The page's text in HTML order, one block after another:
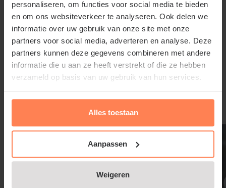
personaliseren, om functies voor social media te bieden
en om ons websiteverkeer te analyseren. Ook delen we
informatie over uw gebruik van onze site met onze
partners voor social media, adverteren en analyse. Deze
partners kunnen deze gegevens combineren met andere
informatie die u aan ze heeft verstrekt of die ze hebben
verzameld op basis van uw gebruik van hun services.
Alles toestaan
Aanpassen
Weigeren
Rhododendron yakushimanum 'Doc'
snoeien en onderhouden
Strooi in het voorjaar nog eens extra turf rondom de
voet van de tuinplant. Een Rododendron heeft
weinig onderhoud nodig. De eerste tien tot vijftien
jaar hoeft er haast niet gesnoeid te worden. Daarna
is het ook niet echt nodig, maar voor de vorm en om
oud hout te verwijderen, kan er na de bloei in juli
Lees meer
Gerelateerde producten